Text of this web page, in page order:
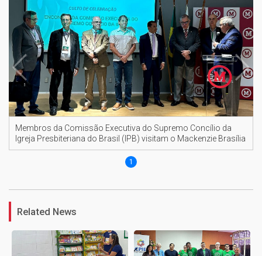
Membros da Comissão Executiva do Supremo Concílio da
Igreja Presbiteriana do Brasil (IPB) visitam o Mackenzie Brasília
1
Related News